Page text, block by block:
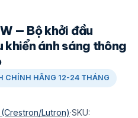
— Bộ khởi đầu
khiển ánh sáng thông
CHÍNH HÃNG 12-24 THÁNG
Lutron)·SKU: